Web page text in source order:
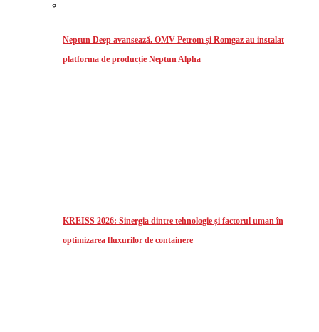
Neptun Deep avansează. OMV Petrom și Romgaz au instalat
platforma de producție Neptun Alpha
KREISS 2026: Sinergia dintre tehnologie și factorul uman în
optimizarea fluxurilor de containere